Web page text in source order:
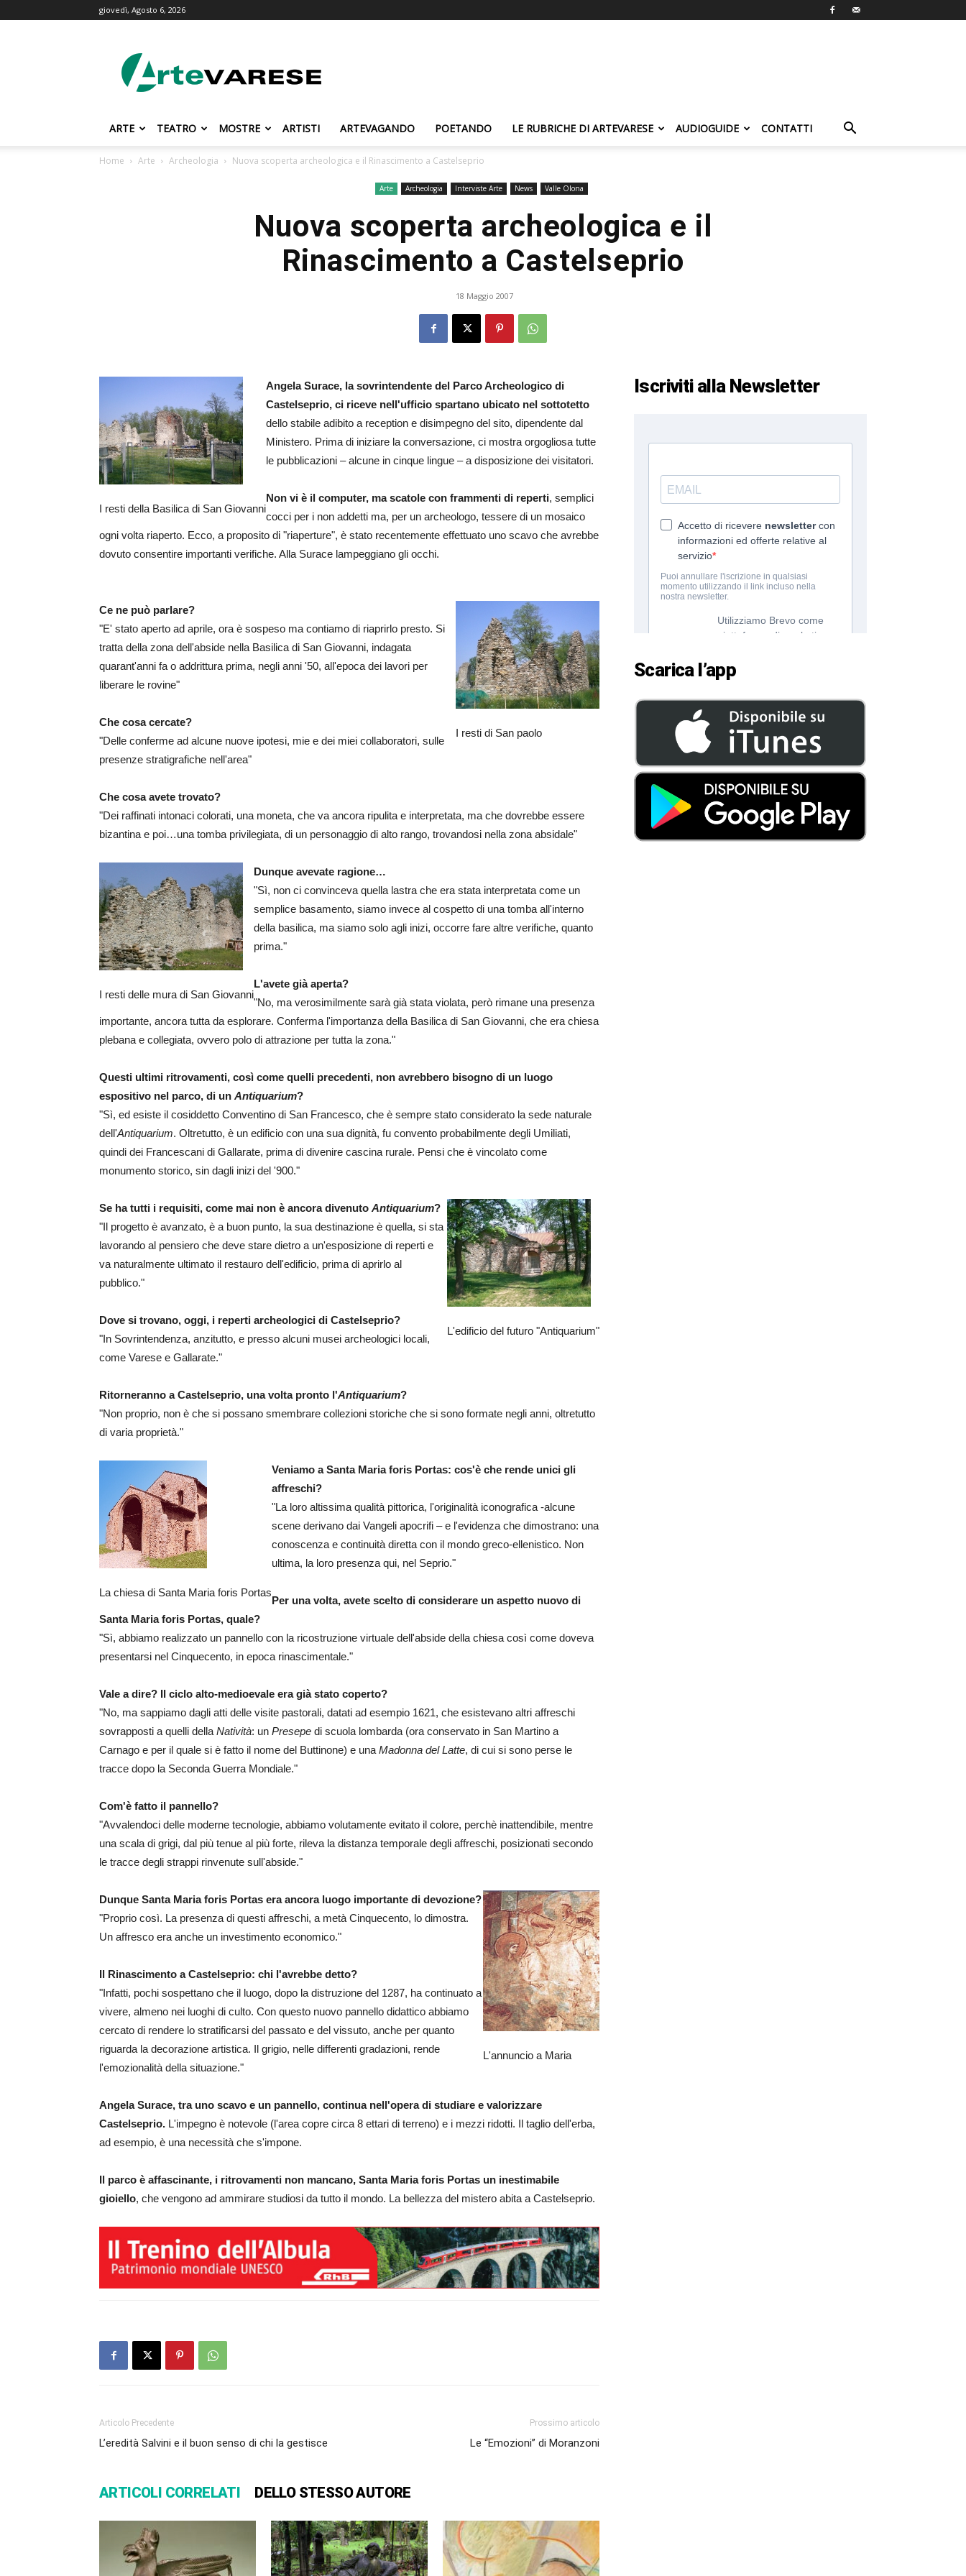
giovedì, Agosto 6, 2026
ARTE TEATRO MOSTRE ARTISTI ARTEVAGANDO POETANDO LE RUBRICHE DI ARTEVARESE AUDIOGUIDE CONTATTI
Home Arte Archeologia Nuova scoperta archeologica e il Rinascimento a Castelseprio
Arte Archeologia Interviste Arte News Valle Olona
Nuova scoperta archeologica e il
Rinascimento a Castelseprio
18 Maggio 2007
I resti della Basilica di San Giovanni
Angela Surace, la sovrintendente del Parco Archeologico di
Castelseprio, ci riceve nell'ufficio spartano ubicato nel sottotetto
dello stabile adibito a reception e disimpegno del sito, dipendente dal
Ministero. Prima di iniziare la conversazione, ci mostra orgogliosa tutte
le pubblicazioni – alcune in cinque lingue – a disposizione dei visitatori.
Non vi è il computer, ma scatole con frammenti di reperti, semplici
cocci per i non addetti ma, per un archeologo, tessere di un mosaico
ogni volta riaperto. Ecco, a proposito di "riaperture", è stato recentemente effettuato uno scavo che avrebbe
dovuto consentire importanti verifiche. Alla Surace lampeggiano gli occhi.
I resti di San paolo
Ce ne può parlare?
"E' stato aperto ad aprile, ora è sospeso ma contiamo di riaprirlo presto. Si
tratta della zona dell'abside nella Basilica di San Giovanni, indagata
quarant'anni fa o addrittura prima, negli anni '50, all'epoca dei lavori per
liberare le rovine"
Che cosa cercate?
"Delle conferme ad alcune nuove ipotesi, mie e dei miei collaboratori, sulle
presenze stratigrafiche nell'area"
Che cosa avete trovato?
"Dei raffinati intonaci colorati, una moneta, che va ancora ripulita e interpretata, ma che dovrebbe essere
bizantina e poi…una tomba privilegiata, di un personaggio di alto rango, trovandosi nella zona absidale"
I resti delle mura di San Giovanni
Dunque avevate ragione…
"Sì, non ci convinceva quella lastra che era stata interpretata come un
semplice basamento, siamo invece al cospetto di una tomba all'interno
della basilica, ma siamo solo agli inizi, occorre fare altre verifiche, quanto
prima."
L'avete già aperta?
"No, ma verosimilmente sarà già stata violata, però rimane una presenza
importante, ancora tutta da esplorare. Conferma l'importanza della Basilica di San Giovanni, che era chiesa
plebana e collegiata, ovvero polo di attrazione per tutta la zona."
Questi ultimi ritrovamenti, così come quelli precedenti, non avrebbero bisogno di un luogo
espositivo nel parco, di un Antiquarium?
"Sì, ed esiste il cosiddetto Conventino di San Francesco, che è sempre stato considerato la sede naturale
dell'Antiquarium. Oltretutto, è un edificio con una sua dignità, fu convento probabilmente degli Umiliati,
quindi dei Francescani di Gallarate, prima di divenire cascina rurale. Pensi che è vincolato come
monumento storico, sin dagli inizi del '900."
L'edificio del futuro "Antiquarium"
Se ha tutti i requisiti, come mai non è ancora divenuto Antiquarium?
"Il progetto è avanzato, è a buon punto, la sua destinazione è quella, si sta
lavorando al pensiero che deve stare dietro a un'esposizione di reperti e
va naturalmente ultimato il restauro dell'edificio, prima di aprirlo al
pubblico."
Dove si trovano, oggi, i reperti archeologici di Castelseprio?
"In Sovrintendenza, anzitutto, e presso alcuni musei archeologici locali,
come Varese e Gallarate."
Ritorneranno a Castelseprio, una volta pronto l'Antiquarium?
"Non proprio, non è che si possano smembrare collezioni storiche che si sono formate negli anni, oltretutto
di varia proprietà."
La chiesa di Santa Maria foris Portas
Veniamo a Santa Maria foris Portas: cos'è che rende unici gli
affreschi?
"La loro altissima qualità pittorica, l'originalità iconografica -alcune
scene derivano dai Vangeli apocrifi – e l'evidenza che dimostrano: una
conoscenza e continuità diretta con il mondo greco-ellenistico. Non
ultima, la loro presenza qui, nel Seprio."
Per una volta, avete scelto di considerare un aspetto nuovo di
Santa Maria foris Portas, quale?
"Sì, abbiamo realizzato un pannello con la ricostruzione virtuale dell'abside della chiesa così come doveva
presentarsi nel Cinquecento, in epoca rinascimentale."
Vale a dire? Il ciclo alto-medioevale era già stato coperto?
"No, ma sappiamo dagli atti delle visite pastorali, datati ad esempio 1621, che esistevano altri affreschi
sovrapposti a quelli della Natività: un Presepe di scuola lombarda (ora conservato in San Martino a
Carnago e per il quale si è fatto il nome del Buttinone) e una Madonna del Latte, di cui si sono perse le
tracce dopo la Seconda Guerra Mondiale."
Com'è fatto il pannello?
"Avvalendoci delle moderne tecnologie, abbiamo volutamente evitato il colore, perchè inattendibile, mentre
una scala di grigi, dal più tenue al più forte, rileva la distanza temporale degli affreschi, posizionati secondo
le tracce degli strappi rinvenute sull'abside."
L'annuncio a Maria
Dunque Santa Maria foris Portas era ancora luogo importante di devozione?
"Proprio così. La presenza di questi affreschi, a metà Cinquecento, lo dimostra.
Un affresco era anche un investimento economico."
Il Rinascimento a Castelseprio: chi l'avrebbe detto?
"Infatti, pochi sospettano che il luogo, dopo la distruzione del 1287, ha continuato a
vivere, almeno nei luoghi di culto. Con questo nuovo pannello didattico abbiamo
cercato di rendere lo stratificarsi del passato e del vissuto, anche per quanto
riguarda la decorazione artistica. Il grigio, nelle differenti gradazioni, rende
l'emozionalità della situazione."
Angela Surace, tra uno scavo e un pannello, continua nell'opera di studiare e valorizzare
Castelseprio. L'impegno è notevole (l'area copre circa 8 ettari di terreno) e i mezzi ridotti. Il taglio dell'erba,
ad esempio, è una necessità che s'impone.
Il parco è affascinante, i ritrovamenti non mancano, Santa Maria foris Portas un inestimabile
gioiello, che vengono ad ammirare studiosi da tutto il mondo. La bellezza del mistero abita a Castelseprio.
Articolo Precedente
L’eredità Salvini e il buon senso di chi la gestisce
Prossimo articolo
Le “Emozioni” di Moranzoni
ARTICOLI CORRELATI DELLO STESSO AUTORE
Iscriviti alla Newsletter
Scarica l’app